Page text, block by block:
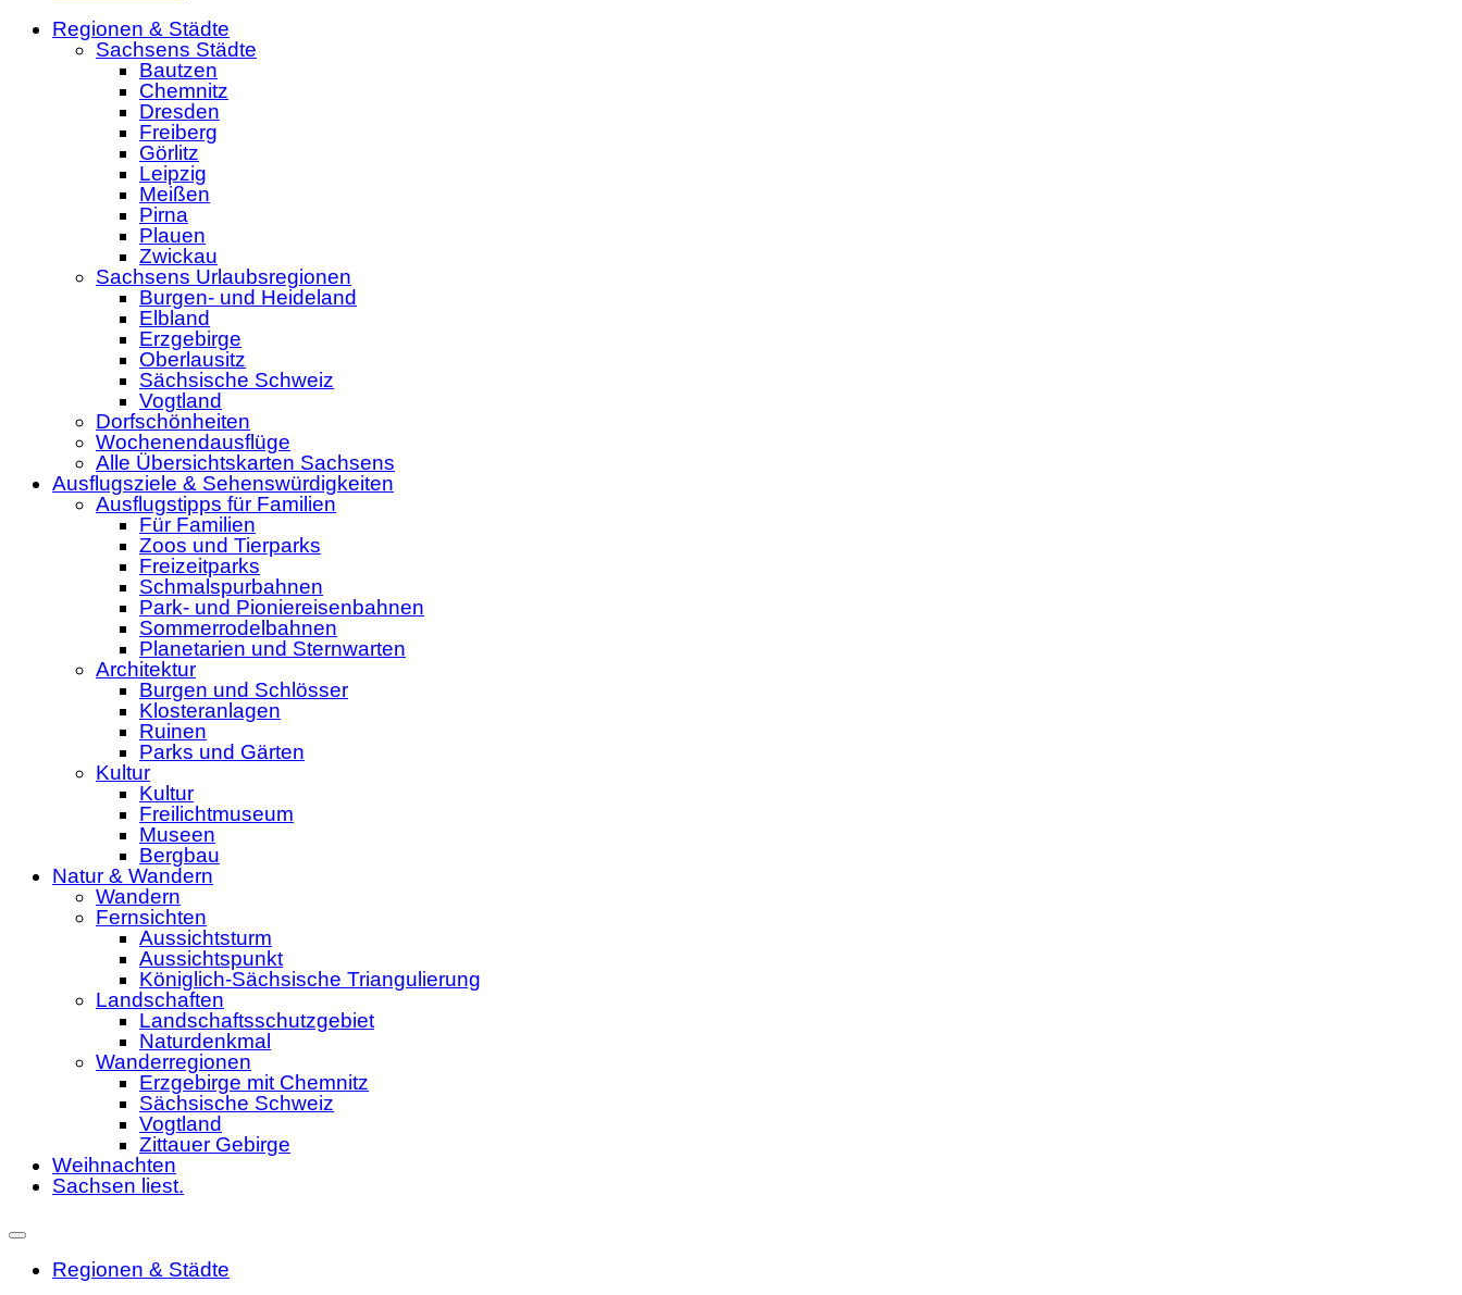
Regionen & Städte
Sachsens Städte
Bautzen
Chemnitz
Dresden
Freiberg
Görlitz
Leipzig
Meißen
Pirna
Plauen
Zwickau
Sachsens Urlaubsregionen
Burgen- und Heideland
Elbland
Erzgebirge
Oberlausitz
Sächsische Schweiz
Vogtland
Dorfschönheiten
Wochenendausflüge
Alle Übersichtskarten Sachsens
Ausflugsziele & Sehenswürdigkeiten
Ausflugstipps für Familien
Für Familien
Zoos und Tierparks
Freizeitparks
Schmalspurbahnen
Park- und Pioniereisenbahnen
Sommerrodelbahnen
Planetarien und Sternwarten
Architektur
Burgen und Schlösser
Klosteranlagen
Ruinen
Parks und Gärten
Kultur
Kultur
Freilichtmuseum
Museen
Bergbau
Natur & Wandern
Wandern
Fernsichten
Aussichtsturm
Aussichtspunkt
Königlich-Sächsische Triangulierung
Landschaften
Landschaftsschutzgebiet
Naturdenkmal
Wanderregionen
Erzgebirge mit Chemnitz
Sächsische Schweiz
Vogtland
Zittauer Gebirge
Weihnachten
Sachsen liest.
Regionen & Städte